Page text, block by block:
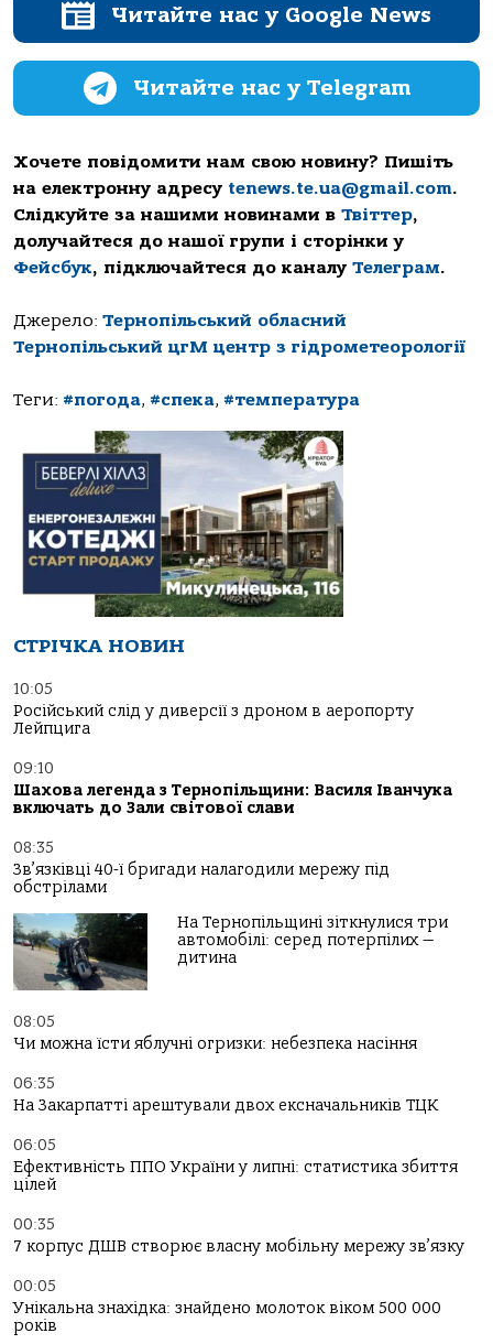
Читайте нас у Google News
Читайте нас у Telegram
Хочете повідомити нам свою новину? Пишіть
на електронну адресу tenews.te.ua@gmail.com.
Слідкуйте за нашими новинами в Твіттер,
долучайтеся до нашої групи і сторінки у
Фейсбук, підключайтеся до каналу Телеграм.
Джерело: Тернопільський обласний
Тернопільський цгМ центр з гідрометеорології
Теги: #погода, #спека, #температура
СТРІЧКА НОВИН
10:05
Російський слід у диверсії з дроном в аеропорту
Лейпцига
09:10
Шахова легенда з Тернопільщини: Василя Іванчука
включать до Зали світової слави
08:35
Зв’язківці 40-ї бригади налагодили мережу під
обстрілами
На Тернопільщині зіткнулися три
автомобілі: серед потерпілих —
дитина
08:05
Чи можна їсти яблучні огризки: небезпека насіння
06:35
На Закарпатті арештували двох ексначальників ТЦК
06:05
Ефективність ППО України у липні: статистика збиття
цілей
00:35
7 корпус ДШВ створює власну мобільну мережу зв’язку
00:05
Унікальна знахідка: знайдено молоток віком 500 000
років